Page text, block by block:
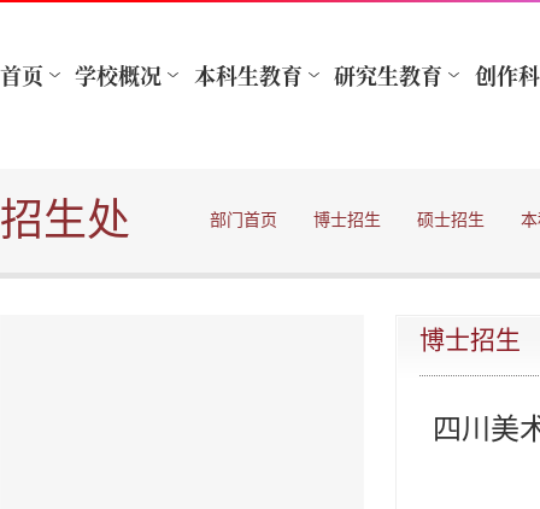
招生处 部门首页 博士招生 硕士招生
博士招生
四川美